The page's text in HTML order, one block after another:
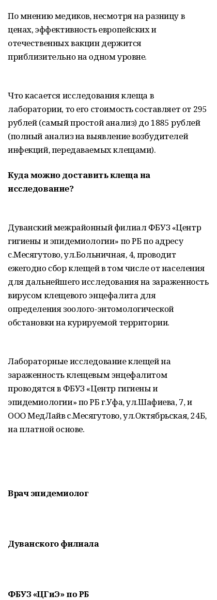
По мнению медиков, несмотря на разницу в
ценах, эффективность европейских и
отечественных вакцин держится
приблизительно на одном уровне.
Что касается исследования клеща в
лаборатории, то его стоимость составляет от 295
рублей (самый простой анализ) до 1885 рублей
(полный анализ на выявление возбудителей
инфекций, передаваемых клещами).
Куда можно доставить клеща на
исследование?
Дуванский межрайонный филиал ФБУЗ «Центр
гигиены и эпидемиологии» по РБ по адресу
с.Месягутово, ул.Больничная, 4, проводит
ежегодно сбор клещей в том числе от населения
для дальнейшего исследования на зараженность
вирусом клещевого энцефалита для
определения зоолого-энтомологической
обстановки на курируемой территории.
Лабораторные исследование клещей на
зараженность клещевым энцефалитом
проводятся в ФБУЗ «Центр гигиены и
эпидемиологии» по РБ г.Уфа, ул.Шафиева, 7, и
ООО МедЛайв с.Месягутово, ул.Октябрьская, 24Б,
на платной основе.
Врач эпидемиолог
Дуванского филиала
ФБУЗ «ЦГиЭ» по РБ